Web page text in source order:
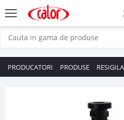
PRODUCATORI PRODUSE